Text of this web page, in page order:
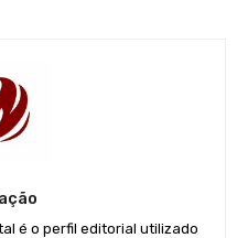
é o perfil editorial utilizado